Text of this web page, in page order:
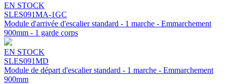
EN STOCK
SLES091MA-1GC
Module d'arrivée d'escalier standard - 1 marche - Emmarchement
900mm - 1 garde corps
EN STOCK
SLES091MD
Module de départ d'escalier standard - 1 marche - Emmarchement
900mm